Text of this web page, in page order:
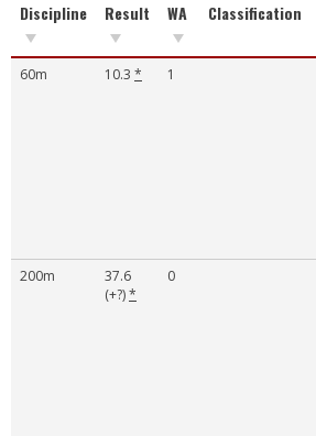
Discipline Result WA Classification
60m 10.3 * 1
200m
37.6
(+?)*
0